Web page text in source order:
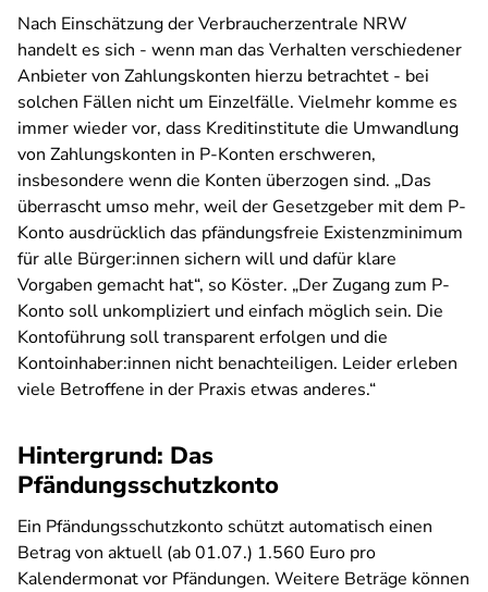
Nach Einschätzung der Verbraucherzentrale NRW
handelt es sich - wenn man das Verhalten verschiedener
Anbieter von Zahlungskonten hierzu betrachtet - bei
solchen Fällen nicht um Einzelfälle. Vielmehr komme es
immer wieder vor, dass Kreditinstitute die Umwandlung
von Zahlungskonten in P-Konten erschweren,
insbesondere wenn die Konten überzogen sind. „Das
überrascht umso mehr, weil der Gesetzgeber mit dem P-
Konto ausdrücklich das pfändungsfreie Existenzminimum
für alle Bürger:innen sichern will und dafür klare
Vorgaben gemacht hat“, so Köster. „Der Zugang zum P-
Konto soll unkompliziert und einfach möglich sein. Die
Kontoführung soll transparent erfolgen und die
Kontoinhaber:innen nicht benachteiligen. Leider erleben
viele Betroffene in der Praxis etwas anderes.“
Hintergrund: Das
Pfändungsschutzkonto
Ein Pfändungsschutzkonto schützt automatisch einen
Betrag von aktuell (ab 01.07.) 1.560 Euro pro
Kalendermonat vor Pfändungen. Weitere Beträge können